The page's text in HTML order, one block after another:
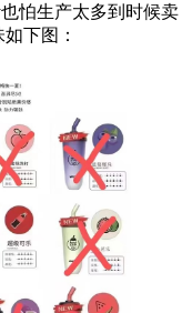
怕生产太多到时候卖
下图：